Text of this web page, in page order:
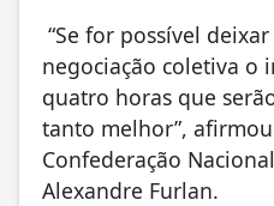
“Se for possível
negociação coletiva o
quatro horas que
tanto melhor”,
Confederação
Alexandre Furlan.